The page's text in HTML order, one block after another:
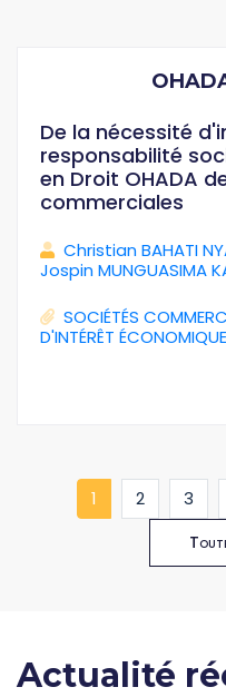
De la nécessité
responsabilité
en Droit OHADA
commerciales
Christian BAHATI
Jospin MUNGUASIMA
SOCIÉTÉS
D'INTÉRÊT ÉCONOMIQUE
1 (current)
2 3
Actualité